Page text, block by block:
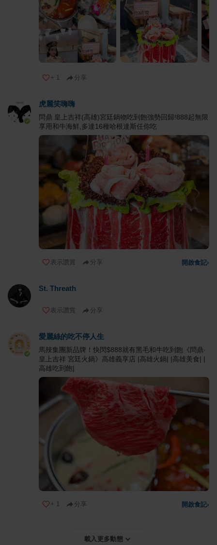
+ 1 分享
虎麗笑嗨嗨
問鼎 皇上吉祥(高雄)宮廷鍋物吃到飽強勢回歸!888起無限
享用和牛海鮮,多達16種哈根達斯任你吃
表示讚賞 分享 開啟食記›
St. Threath
表示讚賞 分享
愛麗絲的吃不停人生
馬辣集團新品牌！快閃$888就有黑毛和牛吃到飽《問鼎·
皇上吉祥 宮廷火鍋》高雄義享店 |高雄火鍋| |高雄美食| |
高雄吃到飽|
+ 1 分享 開啟食記›
載入更多動態